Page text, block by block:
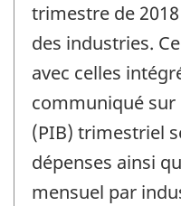
trimestre de
des industries.
avec celles
communiqué
(PIB) trimestriel
dépenses ainsi
mensuel par